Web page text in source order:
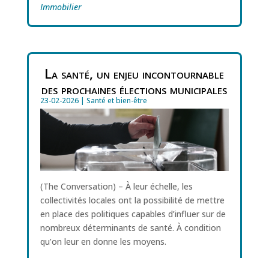
Immobilier
La santé, un enjeu incontournable
des prochaines élections municipales
23-02-2026| Santé et bien-être
(The Conversation) – À leur échelle, les
collectivités locales ont la possibilité de mettre
en place des politiques capables d’influer sur de
nombreux déterminants de santé. À condition
qu’on leur en donne les moyens.